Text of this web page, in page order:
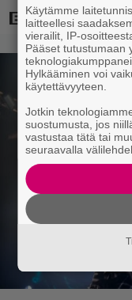
Käytämme
laitteellesi
vierailit, IP-
Pääset tutustumaan
Hylkääminen voi
käytettävyyteen.
Jotkin
suostumusta, jos
vastustaa tätä tai
seuraavalla